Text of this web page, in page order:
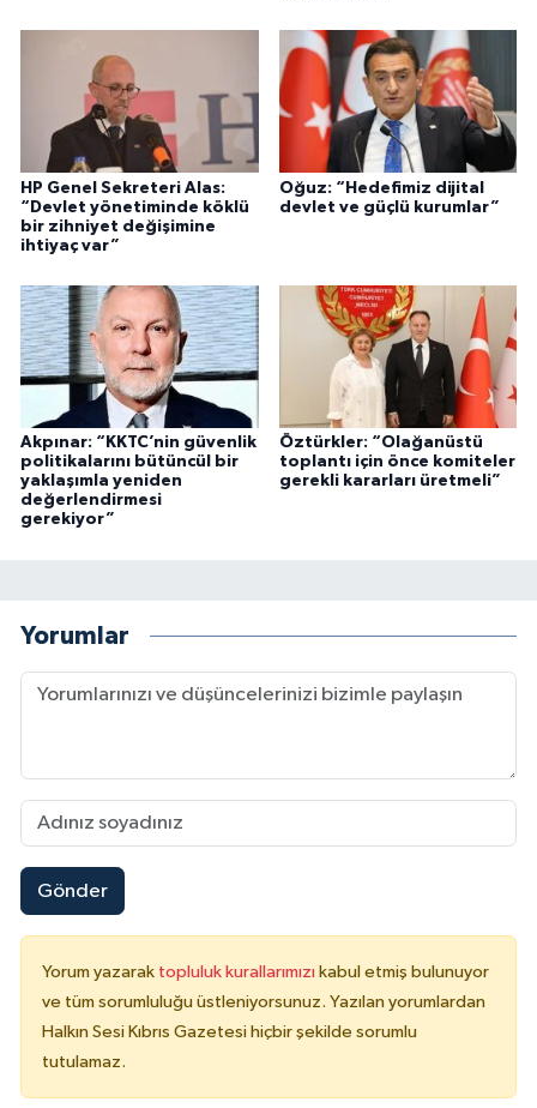
HP Genel Sekreteri Alas:
“Devlet yönetiminde köklü
bir zihniyet değişimine
ihtiyaç var”
Oğuz: “Hedefimiz dijital
devlet ve güçlü kurumlar”
Akpınar: “KKTC’nin güvenlik
politikalarını bütüncül bir
yaklaşımla yeniden
değerlendirmesi
gerekiyor”
Öztürkler: “Olağanüstü
toplantı için önce komiteler
gerekli kararları üretmeli”
Yorumlar
Gönder
Yorum yazarak topluluk kurallarımızı kabul etmiş bulunuyor
ve tüm sorumluluğu üstleniyorsunuz. Yazılan yorumlardan
Halkın Sesi Kıbrıs Gazetesi hiçbir şekilde sorumlu
tutulamaz.